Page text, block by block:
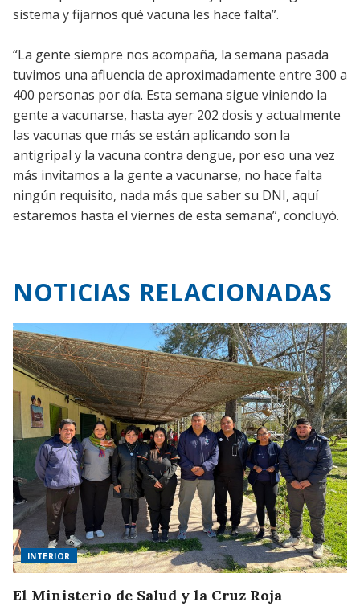
sistema y fijarnos qué vacuna les hace falta”.
“La gente siempre nos acompaña, la semana pasada
tuvimos una afluencia de aproximadamente entre 300 a
400 personas por día. Esta semana sigue viniendo la
gente a vacunarse, hasta ayer 202 dosis y actualmente
las vacunas que más se están aplicando son la
antigripal y la vacuna contra dengue, por eso una vez
más invitamos a la gente a vacunarse, no hace falta
ningún requisito, nada más que saber su DNI, aquí
estaremos hasta el viernes de esta semana”, concluyó.
NOTICIAS RELACIONADAS
INTERIOR
El Ministerio de Salud y la Cruz Roja